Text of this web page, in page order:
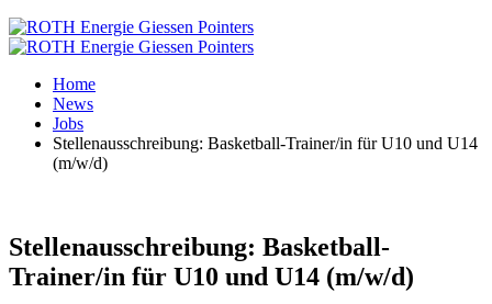
Home
News
Jobs
Stellenausschreibung: Basketball-Trainer/in für U10 und U14
(m/w/d)
Stellenausschreibung: Basketball-
Trainer/in für U10 und U14 (m/w/d)